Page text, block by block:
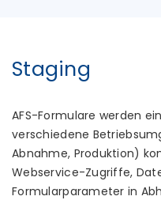
Staging
AFS-Formulare werden
verschiedene
Abnahme, Produktion)
Webservice-Zugriffe,
Formularparameter in